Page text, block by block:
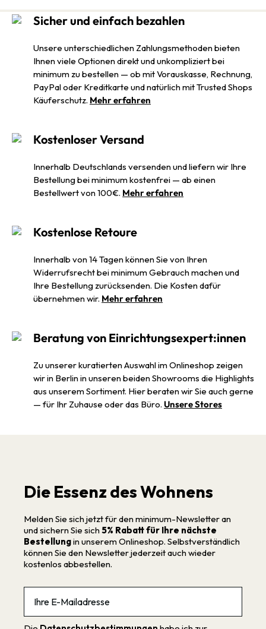
Sicher und einfach bezahlen
Unsere unterschiedlichen Zahlungsmethoden bieten
Ihnen viele Optionen direkt und unkompliziert bei
minimum zu bestellen — ob mit Vorauskasse, Rechnung,
PayPal oder Kreditkarte und natürlich mit Trusted Shops
Käuferschutz. Mehr erfahren
Kostenloser Versand
Innerhalb Deutschlands versenden und liefern wir Ihre
Bestellung bei minimum kostenfrei — ab einen
Bestellwert von 100€. Mehr erfahren
Kostenlose Retoure
Innerhalb von 14 Tagen können Sie von Ihren
Widerrufsrecht bei minimum Gebrauch machen und
Ihre Bestellung zurücksenden. Die Kosten dafür
übernehmen wir. Mehr erfahren
Beratung von Einrichtungsexpert:innen
Zu unserer kuratierten Auswahl im Onlineshop zeigen
wir in Berlin in unseren beiden Showrooms die Highlights
aus unserem Sortiment. Hier beraten wir Sie auch gerne
— für Ihr Zuhause oder das Büro. Unsere Stores
Die Essenz des Wohnens
Melden Sie sich jetzt für den minimum-Newsletter an
und sichern Sie sich 5% Rabatt für Ihre nächste
Bestellungin unserem Onlineshop. Selbstverständlich
können Sie den Newsletter jederzeit auch wieder
kostenlos abbestellen.